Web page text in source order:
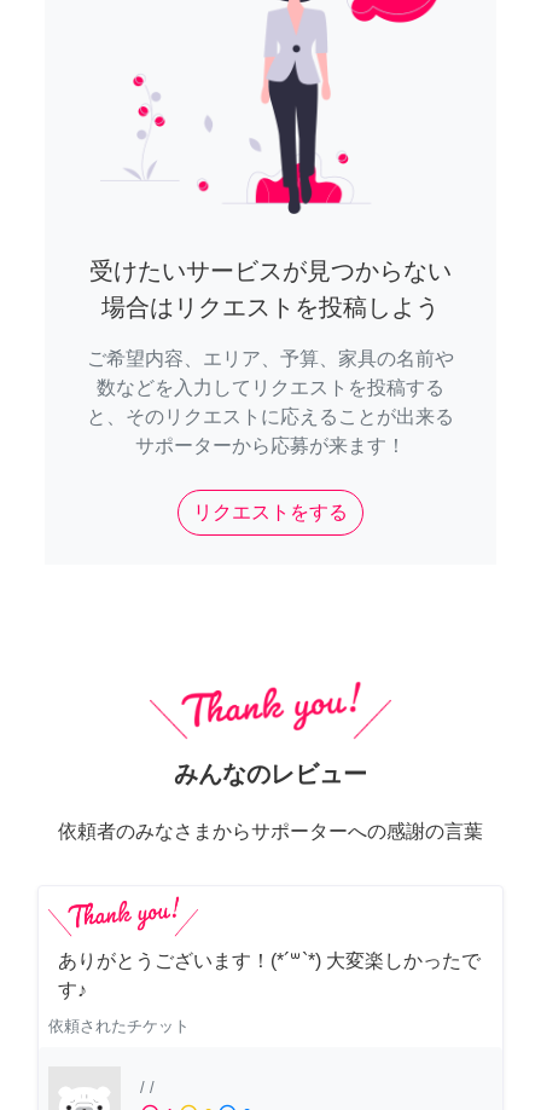
受けたいサービスが見つからない
場合はリクエストを投稿しよう
ご希望内容、エリア、予算、家具の名前や
数などを入力してリクエストを投稿する
と、そのリクエストに応えることが出来る
サポーターから応募が来ます！
リクエストをする
みんなのレビュー
依頼者のみなさまからサポーターへの感謝の言葉
ありがとうございます！(*´꒳`*) 大変楽しかったで
す♪
依頼されたチケット
/ /